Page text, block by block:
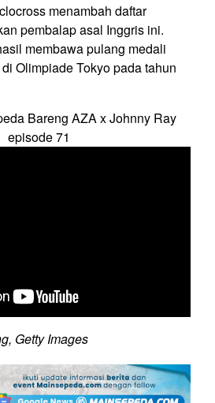
menambah daftar
pembalap asal Inggris ini.
membawa pulang medali
Olimpiade Tokyo pada tahun
Bareng AZA x Johnny Ray
episode 71
Getty Images